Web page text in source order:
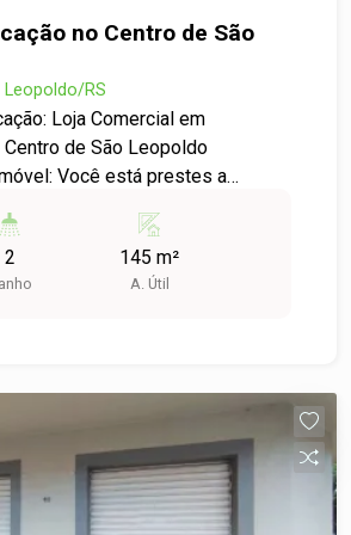
no Centro de São
RS
Loja Comercial em
de São Leopoldo
prestes a
negócio! Disponibilizamos para
comercial em um condomínio
do Centro de São
m² - Localização Privilegiada:
das áreas mais movimentadas
grande fluxo de pessoas e fácil
Diferenciais: -
possui vitrines amplas,
2 145 m²
A. Útil